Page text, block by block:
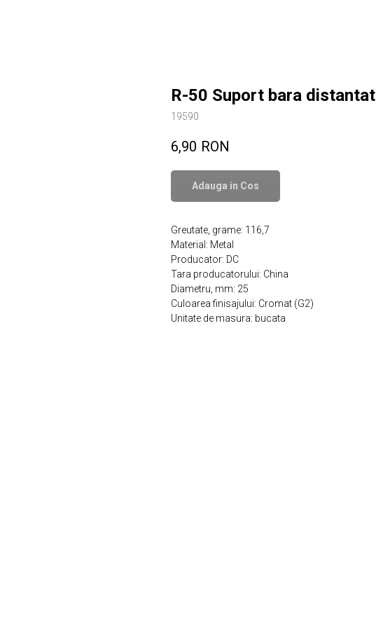
R-50 Suport bara distantat
19590
6,90 RON
Adauga in Сos
Greutate, grame: 116,7
Material: Metal
Producator: DC
Tara producatorului: China
Diametru, mm: 25
Culoarea finisajului: Cromat (G2)
Unitate de masura: bucata